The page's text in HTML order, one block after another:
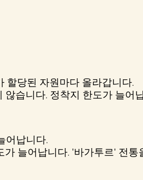
할당된 자원마다 올라갑니다.
습니다. 정착지 한도가 늘어
어납니다.
늘어납니다. '바가투르' 전통